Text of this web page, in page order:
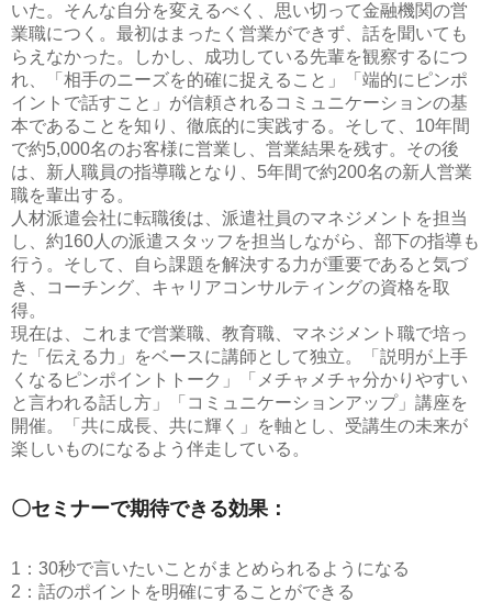
いた。そんな自分を変えるべく、思い切って金融機関の営
業職につく。最初はまったく営業ができず、話を聞いても
らえなかった。しかし、成功している先輩を観察するにつ
れ、「相手のニーズを的確に捉えること」「端的にピンポ
イントで話すこと」が信頼されるコミュニケーションの基
本であることを知り、徹底的に実践する。そして、10年間
で約5,000名のお客様に営業し、営業結果を残す。その後
は、新人職員の指導職となり、5年間で約200名の新人営業
職を輩出する。
人材派遣会社に転職後は、派遣社員のマネジメントを担当
し、約160人の派遣スタッフを担当しながら、部下の指導も
行う。そして、自ら課題を解決する力が重要であると気づ
き、コーチング、キャリアコンサルティングの資格を取
得。
現在は、これまで営業職、教育職、マネジメント職で培っ
た「伝える力」をベースに講師として独立。「説明が上手
くなるピンポイントトーク」「メチャメチャ分かりやすい
と言われる話し方」「コミュニケーションアップ」講座を
開催。「共に成長、共に輝く」を軸とし、受講生の未来が
楽しいものになるよう伴走している。
〇セミナーで期待できる効果：
1：30秒で言いたいことがまとめられるようになる
2：話のポイントを明確にすることができる